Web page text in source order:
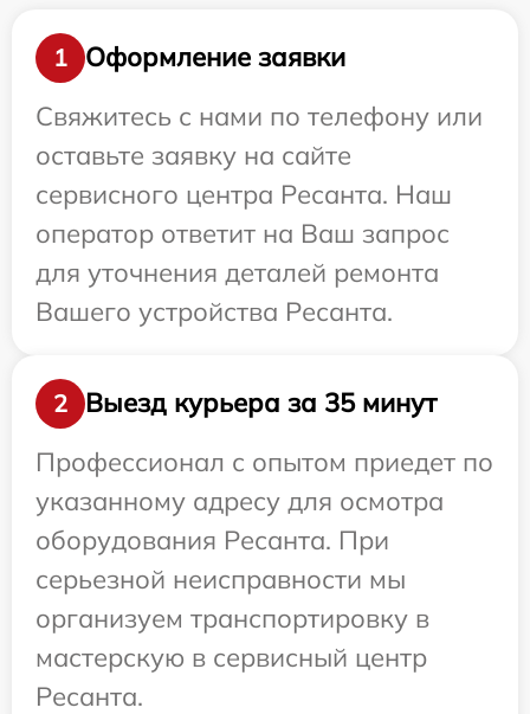
1
Оформление заявки
Свяжитесь с нами по телефону или
оставьте заявку на сайте
сервисного центра Ресанта. Наш
оператор ответит на Ваш запрос
для уточнения деталей ремонта
Вашего устройства Ресанта.
2
Выезд курьера за 35 минут
Профессионал с опытом приедет по
указанному адресу для осмотра
оборудования Ресанта. При
серьезной неисправности мы
организуем транспортировку в
мастерскую в сервисный центр
Ресанта.